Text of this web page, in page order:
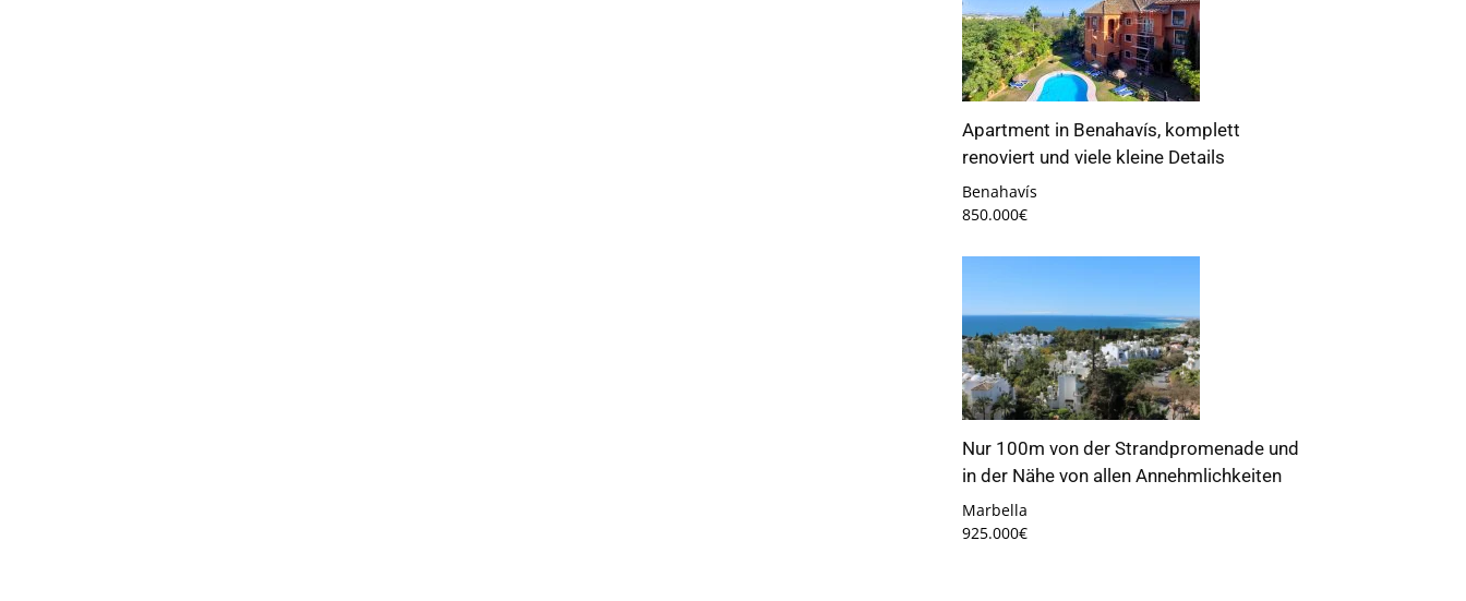
Apartment in Benahavís, komplett
renoviert und viele kleine Details
Benahavís
850.000€
Nur 100m von der Strandpromenade und
in der Nähe von allen Annehmlichkeiten
Marbella
925.000€